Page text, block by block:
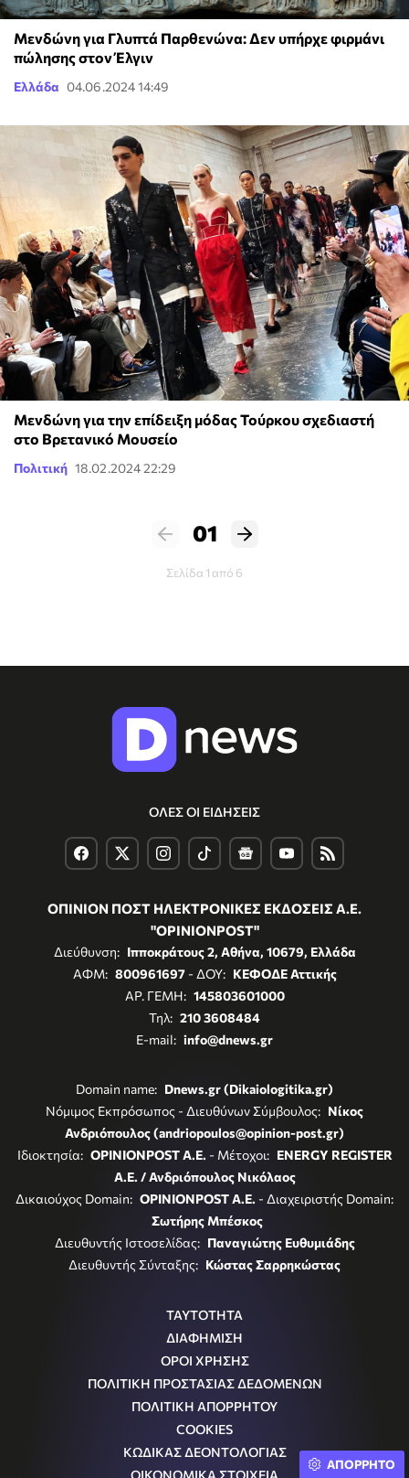
Μενδώνη για Γλυπτά Παρθενώνα: Δεν υπήρχε φιρμάνι
πώλησης στον Έλγιν
Ελλάδα 04.06.2024 14:49
Μενδώνη για την επίδειξη μόδας Τούρκου σχεδιαστή
στο Βρετανικό Μουσείο
Πολιτική 18.02.2024 22:29
01
Σελίδα 1 από 6
ΟΛΕΣ ΟΙ ΕΙΔΗΣΕΙΣ
ΟΠΙΝΙΟΝ ΠΟΣΤ ΗΛΕΚΤΡΟΝΙΚΕΣ ΕΚΔΟΣΕΙΣ Α.Ε.
"OPINIONPOST"
Διεύθυνση: Ιπποκράτους 2, Αθήνα, 10679, Ελλάδα
ΑΦΜ: 800961697- ΔΟΥ: ΚΕΦΟΔΕ Αττικής
ΑΡ. ΓΕΜΗ: 145803601000
Τηλ: 210 3608484
E-mail: info@dnews.gr
Domain name: Dnews.gr (Dikaiologitika.gr)
Νόμιμος Εκπρόσωπος - Διευθύνων Σύμβουλος: Νίκος
Ανδριόπουλος (andriopoulos@opinion-post.gr)
Ιδιοκτησία: OPINIONPOST A.E. - Μέτοχοι: ENERGY REGISTER
Α.Ε. / Ανδριόπουλος Νικόλαος
Δικαιούχος Domain: OPINIONPOST A.E. - Διαχειριστής Domain:
Σωτήρης Μπέσκος
Διευθυντής Ιστοσελίδας: Παναγιώτης Ευθυμιάδης
Διευθυντής Σύνταξης: Κώστας Σαρρηκώστας
ΤΑΥΤΟΤΗΤΑ
ΔΙΑΦΗΜΙΣΗ
ΟΡΟΙ ΧΡΗΣΗΣ
ΠΟΛΙΤΙΚΗ ΠΡΟΣΤΑΣΙΑΣ ΔΕΔΟΜΕΝΩΝ
ΠΟΛΙΤΙΚΗ ΑΠΟΡΡΗΤΟΥ
COOKIES
ΚΩΔΙΚΑΣ ΔΕΟΝΤΟΛΟΓΙΑΣ
ΑΠΟΡΡΗΤΟ